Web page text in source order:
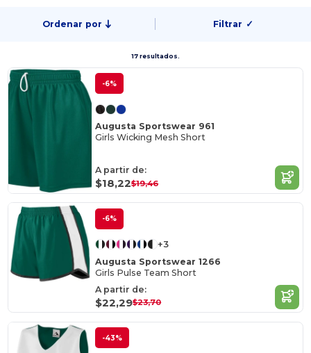
Ordenar por Filtrar ✓
17 resultados.
-6%
Augusta Sportswear 961
Girls Wicking Mesh Short
A partir de:
$18,22$19,46
-6%
+3
Augusta Sportswear 1266
Girls Pulse Team Short
A partir de:
$22,29$23,70
-43%